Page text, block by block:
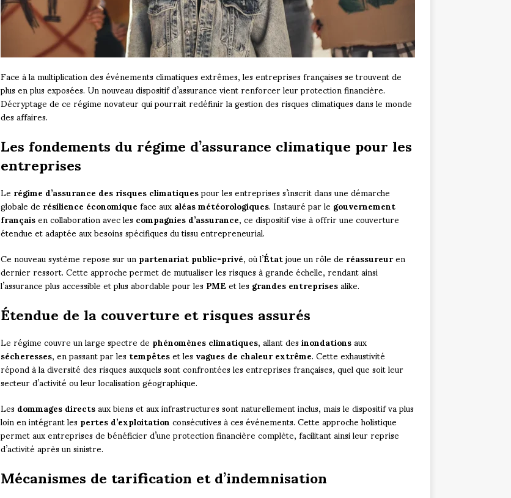
Face à la multiplication des événements climatiques extrêmes, les entreprises françaises se trouvent de
plus en plus exposées. Un nouveau dispositif d’assurance vient renforcer leur protection financière.
Décryptage de ce régime novateur qui pourrait redéfinir la gestion des risques climatiques dans le monde
des affaires.
Les fondements du régime d’assurance climatique pour les
entreprises
Lerégime d’assurance des risques climatiquespour les entreprises s’inscrit dans une démarche
globale derésilience économiqueface auxaléas météorologiques. Instauré par legouvernement
françaisen collaboration avec lescompagnies d’assurance, ce dispositif vise à offrir une couverture
étendue et adaptée aux besoins spécifiques du tissu entrepreneurial.
Ce nouveau système repose sur unpartenariat public-privé, où l’Étatjoue un rôle deréassureuren
dernier ressort. Cette approche permet de mutualiser les risques à grande échelle, rendant ainsi
l’assurance plus accessible et plus abordable pour lesPMEet lesgrandes entreprisesalike.
Étendue de la couverture et risques assurés
Le régime couvre un large spectre dephénomènes climatiques, allant desinondationsaux
sécheresses, en passant par lestempêteset lesvagues de chaleur extrême. Cette exhaustivité
répond à la diversité des risques auxquels sont confrontées les entreprises françaises, quel que soit leur
secteur d’activité ou leur localisation géographique.
Lesdommages directsaux biens et aux infrastructures sont naturellement inclus, mais le dispositif va plus
loin en intégrant lespertes d’exploitationconsécutives à ces événements. Cette approche holistique
permet aux entreprises de bénéficier d’une protection financière complète, facilitant ainsi leur reprise
d’activité après un sinistre.
Mécanismes de tarification et d’indemnisation